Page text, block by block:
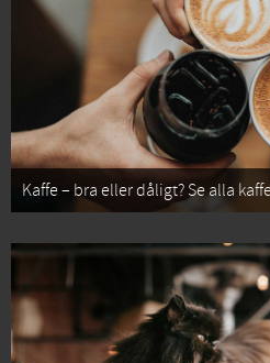
Kaffe – bra eller dåligt? Se alla